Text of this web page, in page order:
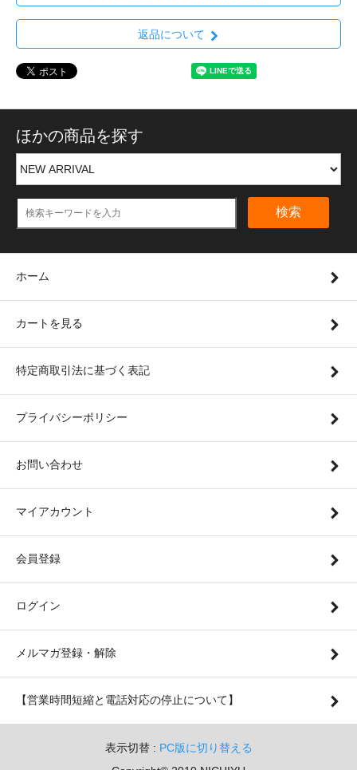
返品について
ほかの商品を探す
検索
ホーム
カートを見る
特定商取引法に基づく表記
プライバシーポリシー
お問い合わせ
マイアカウント
会員登録
ログイン
メルマガ登録・解除
【営業時間短縮と電話対応の停止について】
表示切替 : PC版に切り替える